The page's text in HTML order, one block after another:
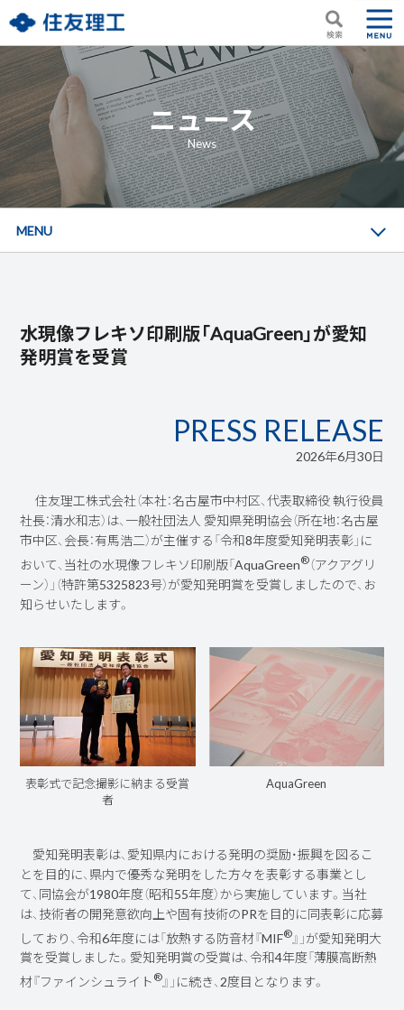
ニュース
News
MENU
水現像フレキソ印刷版「AquaGreen」が愛知
発明賞を受賞
PRESS RELEASE
2026年6月30日
住友理工株式会社（本社：名古屋市中村区、代表取締役 執行役員
社長：清水和志）は、一般社団法人 愛知県発明協会（所在地：名古屋
市中区、会長：有馬浩二）が主催する「令和8年度愛知発明表彰」に
おいて、当社の水現像フレキソ印刷版「AquaGreen®（アクアグリ
ーン）」（特許第5325823号）が愛知発明賞を受賞しましたので、お
知らせいたします。
表彰式で記念撮影に納まる受賞
者
AquaGreen
愛知発明表彰は、愛知県内における発明の奨励・振興を図るこ
とを目的に、県内で優秀な発明をした方々を表彰する事業とし
て、同協会が1980年度（昭和55年度）から実施しています。当社
は、技術者の開発意欲向上や固有技術のPRを目的に同表彰に応募
しており、令和6年度には「放熱する防音材『MIF®』」が愛知発明大
賞を受賞しました。愛知発明賞の受賞は、令和4年度「薄膜高断熱
材『ファインシュライト®』」に続き、2度目となります。